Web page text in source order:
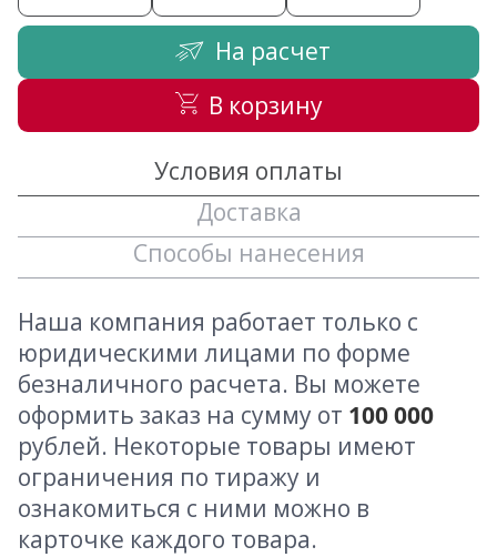
На расчет
В корзину
Условия оплаты
Доставка
Способы нанесения
Наша компания работает только с
юридическими лицами по форме
безналичного расчета. Вы можете
оформить заказ на сумму от 100 000
рублей. Некоторые товары имеют
ограничения по тиражу и
ознакомиться с ними можно в
карточке каждого товара.